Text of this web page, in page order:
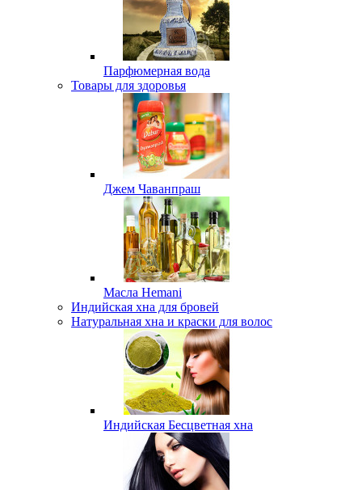
Парфюмерная вода
Товары для здоровья
Джем Чаванпраш
Масла Hemani
Индийская хна для бровей
Натуральная хна и краски для волос
Индийская Бесцветная хна